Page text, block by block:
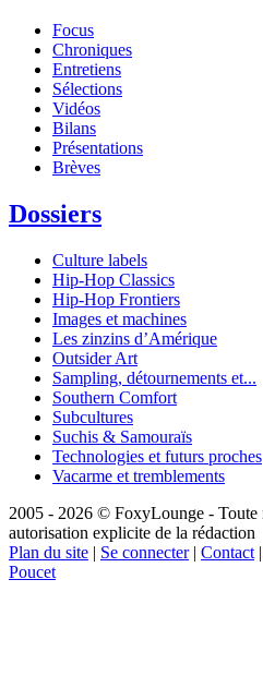
Focus
Chroniques
Entretiens
Sélections
Vidéos
Bilans
Présentations
Brèves
Dossiers
Culture labels
Hip-Hop Classics
Hip-Hop Frontiers
Images et machines
Les zinzins d’Amérique
Outsider Art
Sampling, détournements et...
Southern Comfort
Subcultures
Suchis & Samouraïs
Technologies et futurs proches
Vacarme et tremblements
2005 - 2026 © FoxyLounge - Toute
autorisation explicite de la rédaction
Plan du site | Se connecter| Contact |
Poucet